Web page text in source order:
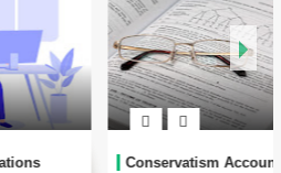
Automated Clearing House